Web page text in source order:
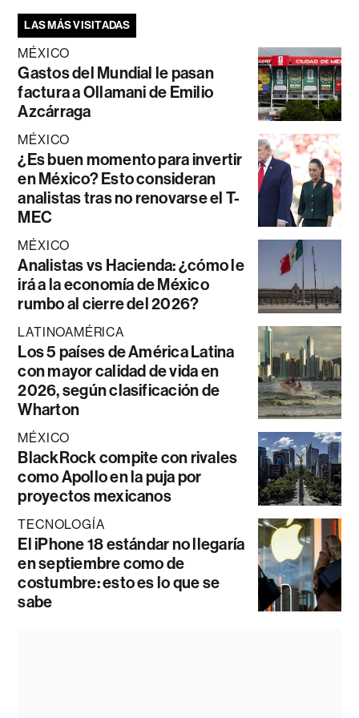
LAS MÁS VISITADAS
MÉXICO
Gastos del Mundial le pasan
factura a Ollamani de Emilio
Azcárraga
MÉXICO
¿Es buen momento para invertir
en México? Esto consideran
analistas tras no renovarse el T-
MEC
MÉXICO
Analistas vs Hacienda: ¿cómo le
irá a la economía de México
rumbo al cierre del 2026?
LATINOAMÉRICA
Los 5 países de América Latina
con mayor calidad de vida en
2026, según clasificación de
Wharton
MÉXICO
BlackRock compite con rivales
como Apollo en la puja por
proyectos mexicanos
TECNOLOGÍA
El iPhone 18 estándar no llegaría
en septiembre como de
costumbre: esto es lo que se
sabe